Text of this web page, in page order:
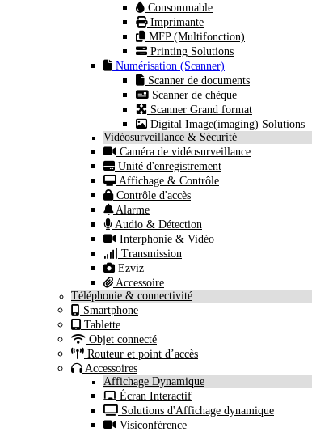
Consommable
Imprimante
MFP (Multifonction)
Printing Solutions
Numérisation (Scanner)
Scanner de documents
Scanner de chèque
Scanner Grand format
Digital Image(imaging) Solutions
Vidéosurveillance & Sécurité
Caméra de vidéosurveillance
Unité d'enregistrement
Affichage & Contrôle
Contrôle d'accès
Alarme
Audio & Détection
Interphonie & Vidéo
Transmission
Ezviz
Accessoire
Téléphonie & connectivité
Smartphone
Tablette
Objet connecté
Routeur et point d’accès
Accessoires
Affichage Dynamique
Écran Interactif
Solutions d'Affichage dynamique
Visiconférence